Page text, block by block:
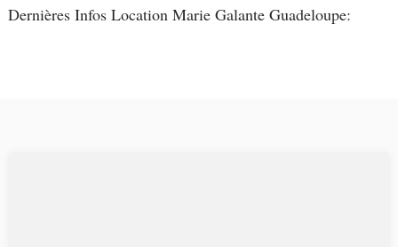
Dernières Infos Location Marie Galante Guadeloupe: